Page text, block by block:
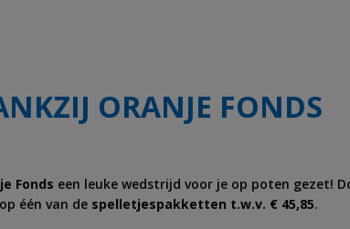
ORANJE FONDS
Fonds een leuke wedstrijd voor je op poten gezet!
één van de spelletjespakketten t.w.v. € 45,85.